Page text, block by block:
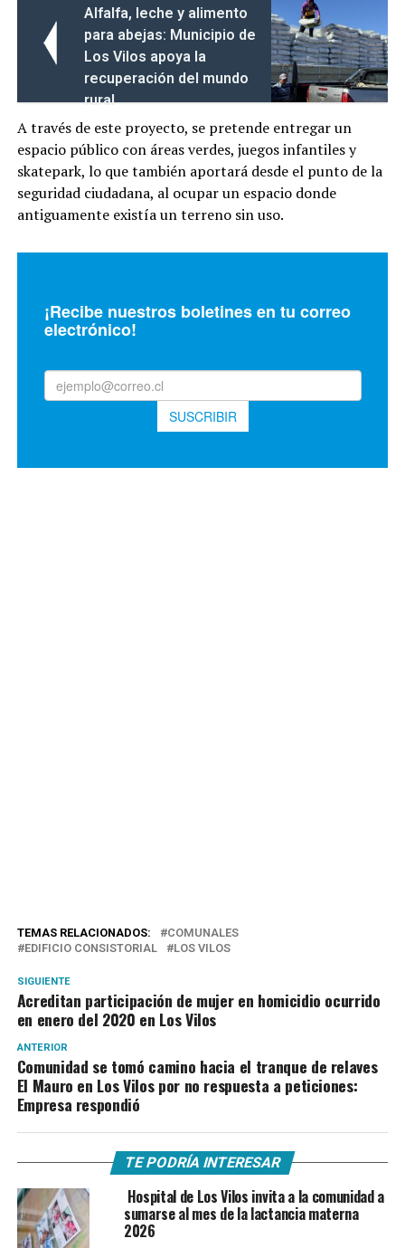
Alfalfa, leche y alimento
para abejas: Municipio de
Los Vilos apoya la
recuperación del mundo
rural
A través de este proyecto, se pretende entregar un
espacio público con áreas verdes, juegos infantiles y
skatepark, lo que también aportará desde el punto de la
seguridad ciudadana, al ocupar un espacio donde
antiguamente existía un terreno sin uso.
TEMAS RELACIONADOS:
COMUNALES
EDIFICIO CONSISTORIAL
LOS VILOS
SIGUIENTE
Acreditan participación de mujer en homicidio ocurrido
en enero del 2020 en Los Vilos
ANTERIOR
Comunidad se tomó camino hacia el tranque de relaves
El Mauro en Los Vilos por no respuesta a peticiones:
Empresa respondió
TE PODRÍA INTERESAR
Hospital de Los Vilos invita a la comunidad a
sumarse al mes de la lactancia materna
2026